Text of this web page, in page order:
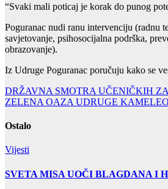
“Svaki mali poticaj je korak do punog
Poguranac nudi ranu intervenciju (radnu
savjetovanje, psihosocijalna podrška,
obrazovanje).
Iz Udruge Poguranac poručuju kako se
Navigacija
objava
DRŽAVNA SMOTRA UČENIČKIH
ZELENA OAZA UDRUGE
Ostalo
Vijesti
SVETA MISA UOČI BLAGDANA I